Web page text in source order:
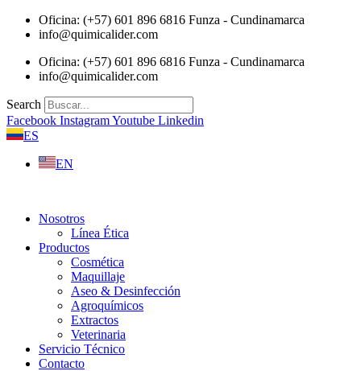
Saltar
Oficina: (+57) 601 896 6816 Funza - Cundinamarca
info@quimicalider.com
Oficina: (+57) 601 896 6816 Funza - Cundinamarca
info@quimicalider.com
Search
Facebook InstagramYoutube Linkedin
ES
EN
Nosotros
Línea Ética
Productos
Cosmética
Maquillaje
Aseo & Desinfección
Agroquímicos
Extractos
Veterinaria
Servicio Técnico
Contacto